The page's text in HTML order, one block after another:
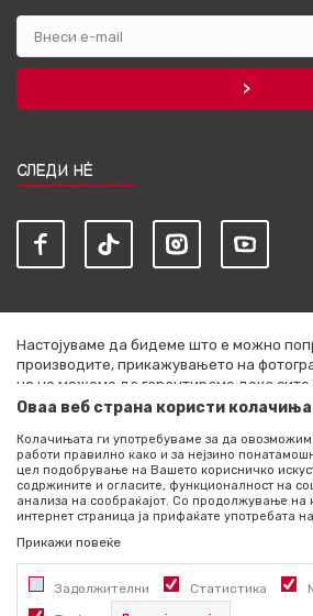
СЛЕДИ НЀ
Настојуваме да бидеме што е можно
производите, прикажувањето на
но не можеме да гарантираме дека
комплетни и без грешки. Сите артикли
секој момент. Расположливоста на
проверите со повик на +389 76 444 490
©2026 literatura.mk, Изработено одNB
задржани.
Оваа веб страна користи
Колачињата ги употребуваме за да
работи правилно како и за нејзино
цел подобрување на Вашето корисничко
содржините и огласите, функционалност на
анализа на сообраќајот. Со продолжување на
интернет страница ја прифаќате употребата
Прикажи повеќе
Задолжителни Статистика